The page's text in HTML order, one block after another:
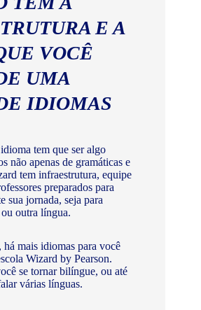
E A
VOCÊ
UMA
IDIOMAS
tem que ser algo
não apenas de gramáticas e
tem infraestrutura, equipe
preparados para
sua jornada, seja para
outra língua.
mais idiomas para você
Wizard by Pearson.
se tornar bilíngue, ou até
várias línguas.